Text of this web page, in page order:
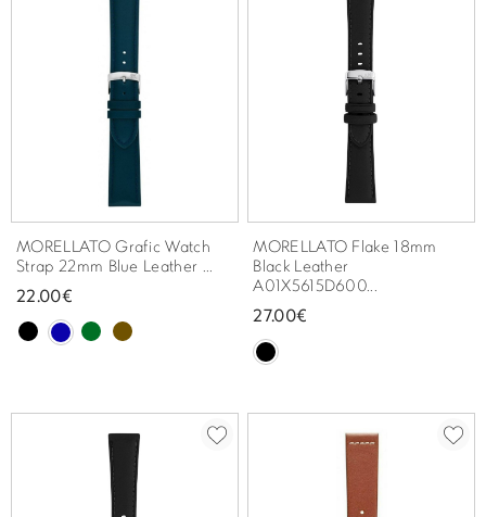
MORELLATO Grafic Watch
Strap 22mm Blue Leather ...
22.00€
MORELLATO Flake 18mm
Black Leather
A01X5615D600...
27.00€